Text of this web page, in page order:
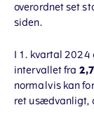
overordnet set
siden.
I 1. kvartal 2024
intervallet fra
normalvis kan
ret usædvanligt,